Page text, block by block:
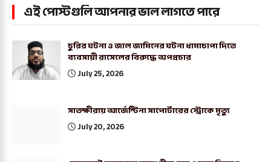
এই পোস্টগুলি আপনার ভাল লাগতে পারে
চুরির ঘটনা ও জাল জামিনের ঘটনা ধামাচাপা দিতে
ব্যবসায়ী রাসেলের বিরুদ্ধে অপপ্রচার
July 25, 2026
সাতক্ষীরায় আর্জেন্টিনা সাপোর্টারের স্ট্রোকে মৃত্যু
July 20, 2026